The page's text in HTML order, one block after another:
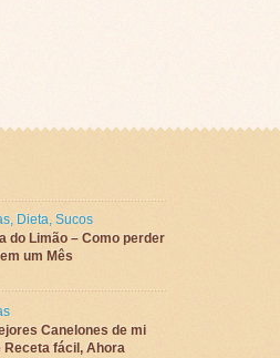
, Dieta, Sucos
do Limão – Como perder
um Mês
Canelones de mi
Receta fácil, Ahora